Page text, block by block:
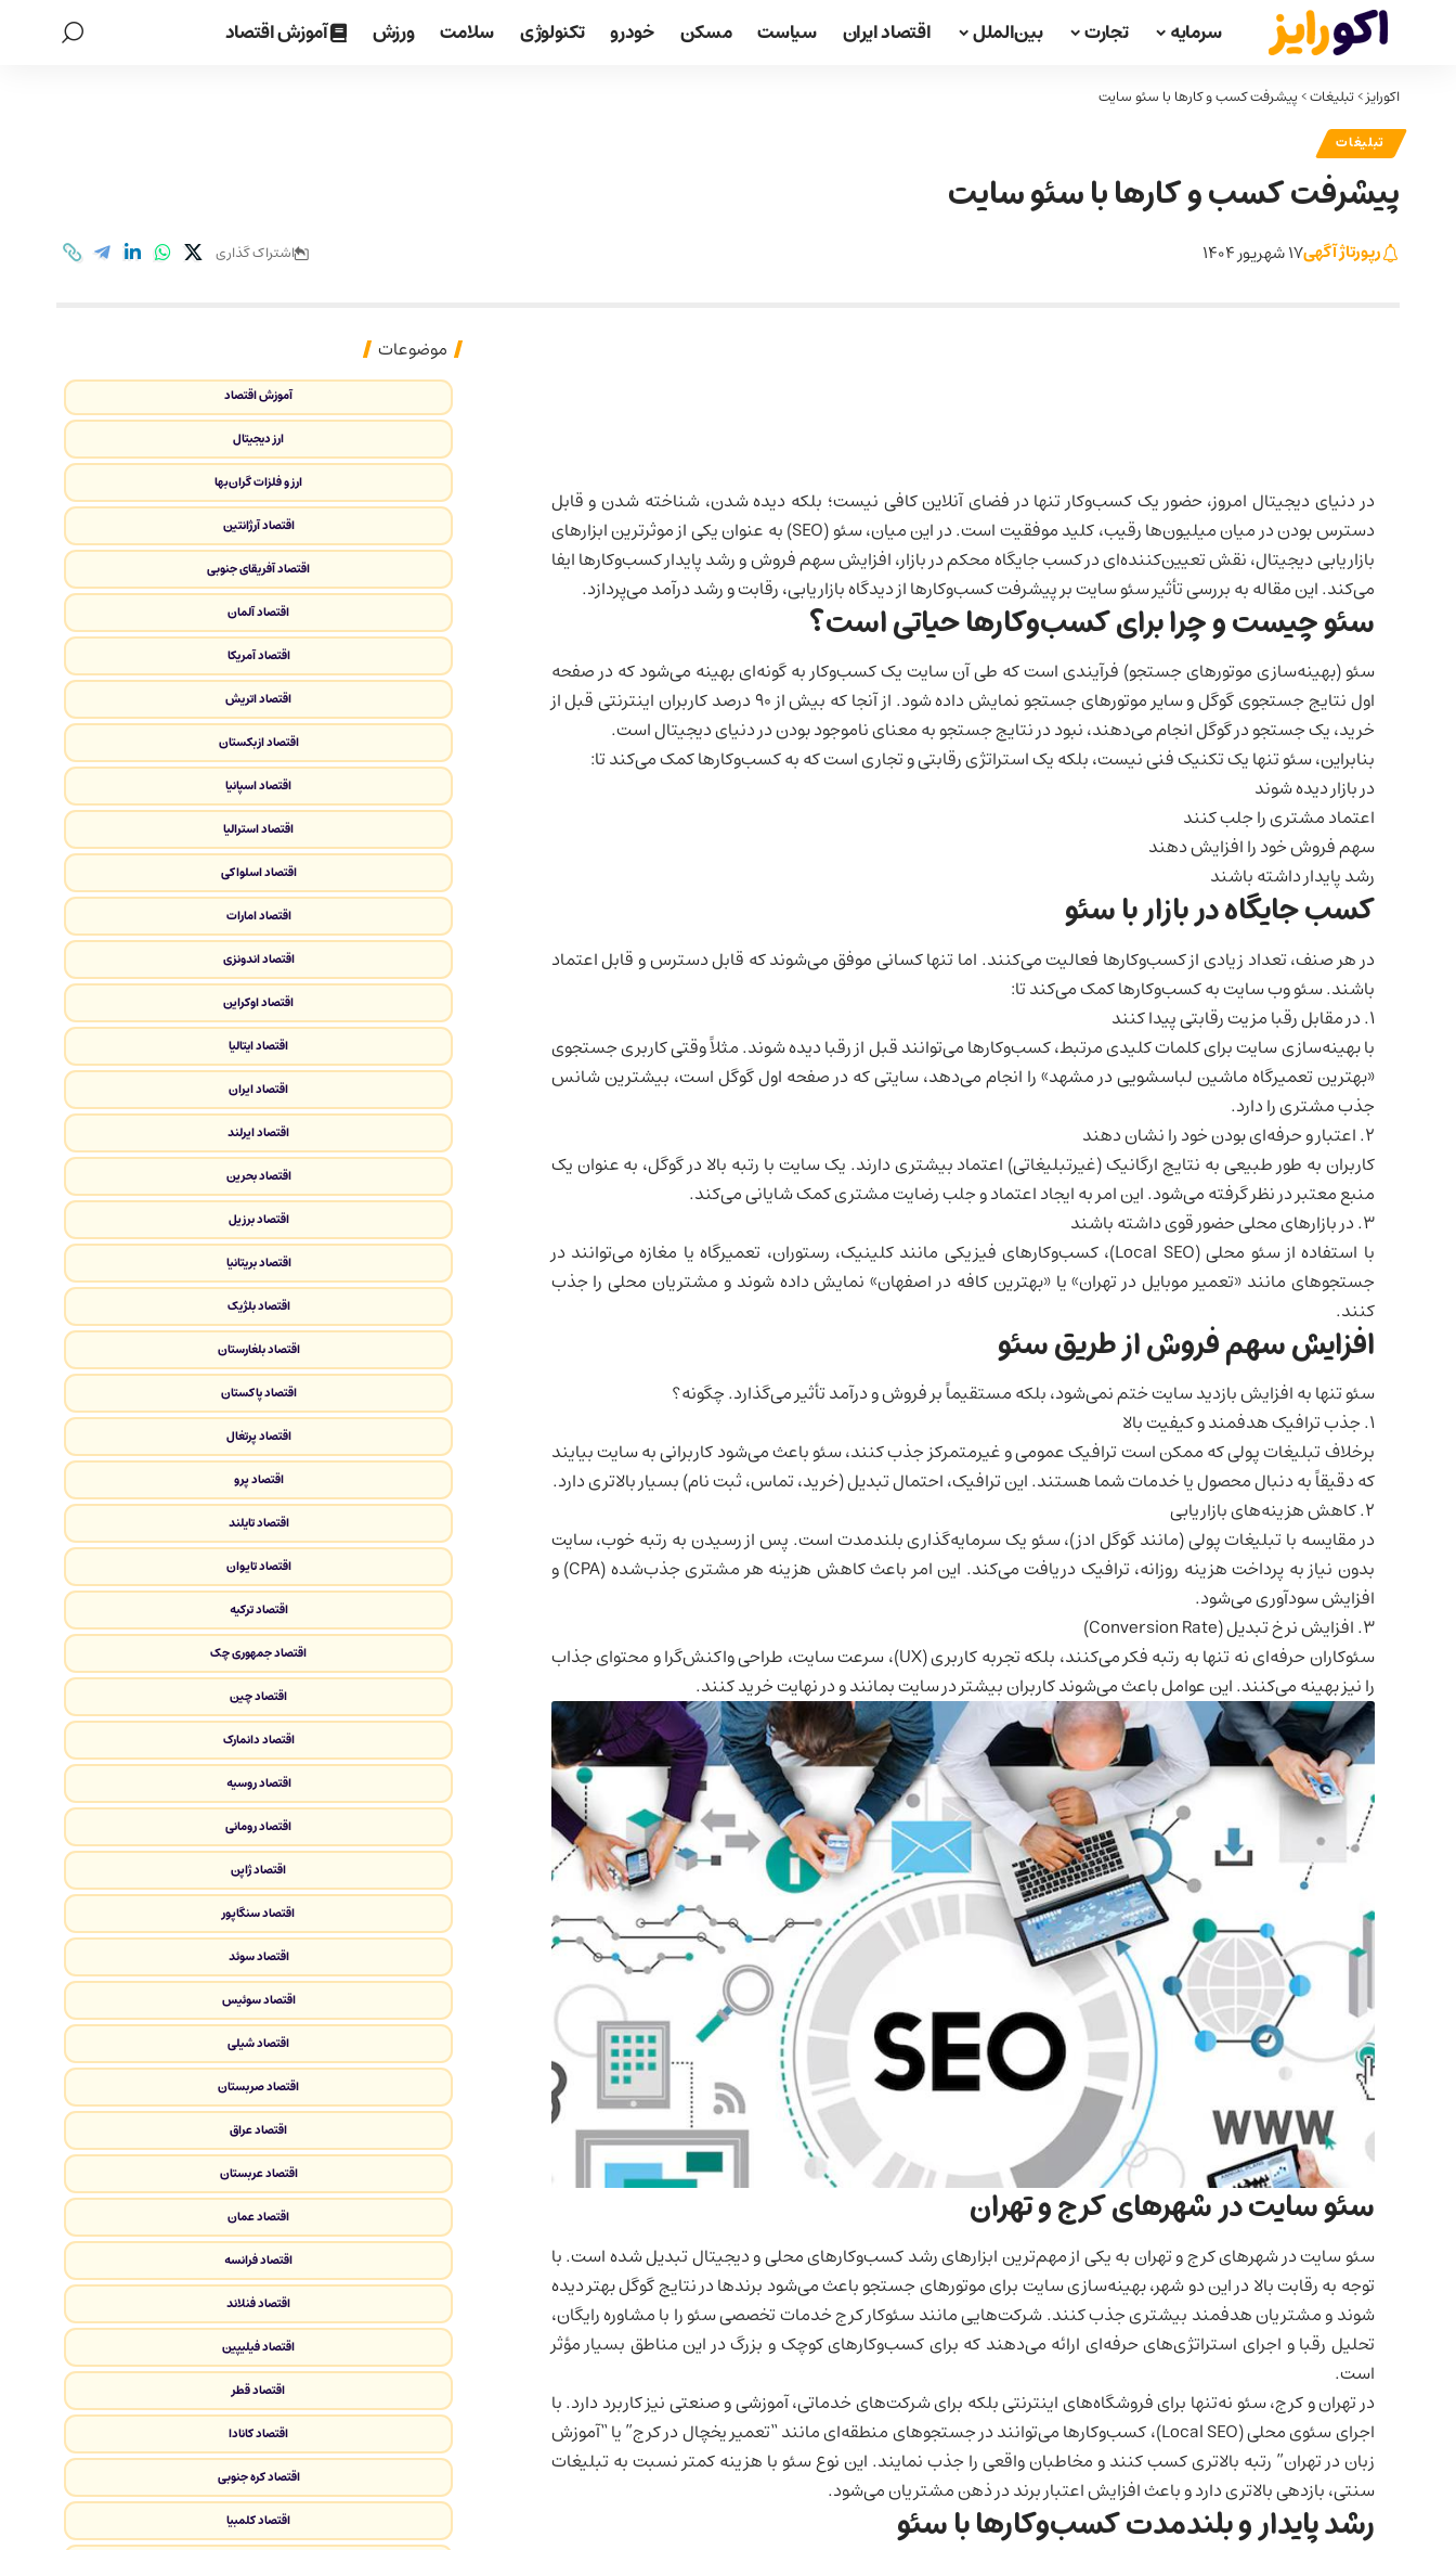
سرمایه تجارت بین‌الملل اقتصاد ایران سیاست مسکن خودرو تکنولوژی سلامت ورزش آموزش اقتصاد
اکورایز>تبلیغات>پیشرفت کسب و کارها با سئو سایت
تبلیغات
پیشرفت کسب و کارها با سئو سایت
رپورتاژ آگهی17 شهریور 1404 اشتراک گذاری
در دنیای دیجیتال امروز، حضور یک کسب‌وکار تنها در فضای آنلاین کافی نیست؛ بلکه دیده شدن، شناخته شدن و قابل
دسترس بودن در میان میلیون‌ها رقیب، کلید موفقیت است. در این میان، سئو (SEO) به عنوان یکی از موثرترین ابزارهای
بازاریابی دیجیتال، نقش تعیین‌کننده‌ای در کسب جایگاه محکم در بازار، افزایش سهم فروش و رشد پایدار کسب‌وکارها ایفا
می‌کند. این مقاله به بررسی تأثیر سئو سایت بر پیشرفت کسب‌وکارها از دیدگاه بازاریابی، رقابت و رشد درآمد می‌پردازد.
سئو چیست و چرا برای کسب‌وکارها حیاتی است؟
سئو (بهینه‌سازی موتورهای جستجو) فرآیندی است که طی آن سایت یک کسب‌وکار به گونه‌ای بهینه می‌شود که در صفحه
اول نتایج جستجوی گوگل و سایر موتورهای جستجو نمایش داده شود. از آنجا که بیش از 90 درصد کاربران اینترنتی قبل از
خرید، یک جستجو در گوگل انجام می‌دهند، نبود در نتایج جستجو به معنای ناموجود بودن در دنیای دیجیتال است.
بنابراین، سئو تنها یک تکنیک فنی نیست، بلکه یک استراتژی رقابتی و تجاری است که به کسب‌وکارها کمک می‌کند تا:
در بازار دیده شوند
اعتماد مشتری را جلب کنند
سهم فروش خود را افزایش دهند
رشد پایدار داشته باشند
کسب جایگاه در بازار با سئو
در هر صنف، تعداد زیادی از کسب‌وکارها فعالیت می‌کنند. اما تنها کسانی موفق می‌شوند که قابل دسترس و قابل اعتماد
باشند.سئو وب سایتبه کسب‌وکارها کمک می‌کند تا:
1. در مقابل رقبا مزیت رقابتی پیدا کنند
با بهینه‌سازی سایت برای کلمات کلیدی مرتبط، کسب‌وکارها می‌توانند قبل از رقبا دیده شوند. مثلاً وقتی کاربری جستجوی
«بهترین تعمیرگاه ماشین لباسشویی در مشهد» را انجام می‌دهد، سایتی که در صفحه اول گوگل است، بیشترین شانس
جذب مشتری را دارد.
2. اعتبار و حرفه‌ای بودن خود را نشان دهند
کاربران به طور طبیعی به نتایج ارگانیک (غیرتبلیغاتی) اعتماد بیشتری دارند. یک سایت با رتبه بالا در گوگل، به عنوان یک
منبع معتبر در نظر گرفته می‌شود. این امر به ایجاد اعتماد و جلب رضایت مشتری کمک شایانی می‌کند.
3. در بازارهای محلی حضور قوی داشته باشند
با استفاده از سئو محلی (Local SEO)، کسب‌وکارهای فیزیکی مانند کلینیک، رستوران، تعمیرگاه یا مغازه می‌توانند در
جستجوهای مانند «تعمیر موبایل در تهران» یا «بهترین کافه در اصفهان» نمایش داده شوند و مشتریان محلی را جذب
کنند.
افزایش سهم فروش از طریق سئو
سئو تنها به افزایش بازدید سایت ختم نمی‌شود، بلکه مستقیماً بر فروش و درآمد تأثیر می‌گذارد. چگونه؟
1. جذب ترافیک هدفمند و کیفیت بالا
برخلاف تبلیغات پولی که ممکن است ترافیک عمومی و غیرمتمرکز جذب کنند، سئو باعث می‌شود کاربرانی به سایت بیایند
که دقیقاً به دنبال محصول یا خدمات شما هستند. این ترافیک، احتمال تبدیل (خرید، تماس، ثبت نام) بسیار بالاتری دارد.
2. کاهش هزینه‌های بازاریابی
در مقایسه با تبلیغات پولی (مانند گوگل ادز)، سئو یک سرمایه‌گذاری بلندمدت است. پس از رسیدن به رتبه خوب، سایت
بدون نیاز به پرداخت هزینه روزانه، ترافیک دریافت می‌کند. این امر باعث کاهش هزینه هر مشتری جذب‌شده (CPA) و
افزایش سودآوری می‌شود.
3. افزایش نرخ تبدیل (Conversion Rate)
سئوکاران حرفه‌ای نه تنها به رتبه فکر می‌کنند، بلکه تجربه کاربری (UX)، سرعت سایت، طراحی واکنش‌گرا و محتوای جذاب
را نیز بهینه می‌کنند. این عوامل باعث می‌شوند کاربران بیشتر در سایت بمانند و در نهایت خرید کنند.
سئو سایت در شهرهای کرج و تهران
سئو سایت در شهرهای کرج و تهران به یکی از مهم‌ترین ابزارهای رشد کسب‌وکارهای محلی و دیجیتال تبدیل شده است. با
توجه به رقابت بالا در این دو شهر، بهینه‌سازی سایت برای موتورهای جستجو باعث می‌شود برندها در نتایج گوگل بهتر دیده
شوند و مشتریان هدفمند بیشتری جذب کنند. شرکت‌هایی مانندسئوکار کرجخدمات تخصصی سئو را با مشاوره رایگان،
تحلیل رقبا و اجرای استراتژی‌های حرفه‌ای ارائه می‌دهند که برای کسب‌وکارهای کوچک و بزرگ در این مناطق بسیار مؤثر
است.
در تهران و کرج، سئو نه‌تنها برای فروشگاه‌های اینترنتی بلکه برای شرکت‌های خدماتی، آموزشی و صنعتی نیز کاربرد دارد. با
اجرای سئوی محلی (Local SEO)، کسب‌وکارها می‌توانند در جستجوهای منطقه‌ای مانند “تعمیر یخچال در کرج” یا “آموزش
زبان در تهران” رتبه بالاتری کسب کنند و مخاطبان واقعی را جذب نمایند. این نوع سئو با هزینه کمتر نسبت به تبلیغات
سنتی، بازدهی بالاتری دارد و باعث افزایش اعتبار برند در ذهن مشتریان می‌شود.
رشد پایدار و بلندمدت کسب‌وکارها با سئو
موضوعات
آموزش اقتصاد
ارز دیجیتال
ارز و فلزات گران‌بها
اقتصاد آرژانتین
اقتصاد آفریقای جنوبی
اقتصاد آلمان
اقتصاد آمریکا
اقتصاد اتریش
اقتصاد ازبکستان
اقتصاد اسپانیا
اقتصاد استرالیا
اقتصاد اسلواکی
اقتصاد امارات
اقتصاد اندونزی
اقتصاد اوکراین
اقتصاد ایتالیا
اقتصاد ایران
اقتصاد ایرلند
اقتصاد بحرین
اقتصاد برزیل
اقتصاد بریتانیا
اقتصاد بلژیک
اقتصاد بلغارستان
اقتصاد پاکستان
اقتصاد پرتغال
اقتصاد پرو
اقتصاد تایلند
اقتصاد تایوان
اقتصاد ترکیه
اقتصاد جمهوری چک
اقتصاد چین
اقتصاد دانمارک
اقتصاد روسیه
اقتصاد رومانی
اقتصاد ژاپن
اقتصاد سنگاپور
اقتصاد سوئد
اقتصاد سوئیس
اقتصاد شیلی
اقتصاد صربستان
اقتصاد عراق
اقتصاد عربستان
اقتصاد عمان
اقتصاد فرانسه
اقتصاد فنلاند
اقتصاد فیلیپین
اقتصاد قطر
اقتصاد کانادا
اقتصاد کره جنوبی
اقتصاد کلمبیا